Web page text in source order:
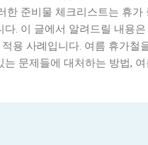
한 준비물 체크리스트는 휴
. 이 글에서 알려드릴 내용
용 사례입니다. 여름 휴가철
문제들에 대처하는 방법,